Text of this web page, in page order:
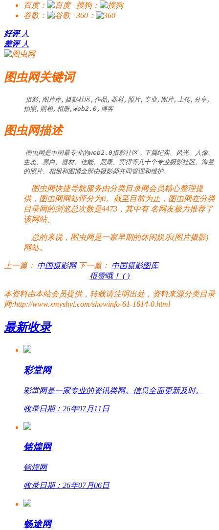
百度：
搜狗：
谷歌：
360：
好评 人
差评 人
图虫网关键词
摄影,图片库,摄影社区,作品,器材,照片,专业,图片,上传,分享,
拍照,照相,相册,Web2.0,博客
图虫网描述
图虫网是中国最专业的web2.0摄影社区，下属纪实、风光、人像、
生态、黑白、器材、佳能、尼康、宾得等几十个专业摄影社区。海量
的照片、相册和图博全部由摄影师共同管理和维护。
图虫网快捷导航服务由分类目录网会员精心整理提
供，图虫网网站评分为0。截至目前为止，图虫网在分类
目录网的浏览总次数是4473，其中有名网友极力推荐了
该网站。
总的来说，图虫网是一家早期的休闲娱乐(图片摄影)
网站。
上一篇： 中国摄影网 下一篇： 中国摄影图库
很赞哦！ ( )
本资料由本站会员提供，转载请注明出处，资料来源分类目录
网:http://www.xmyshyl.com/showinfo-61-1614-0.html
最新收录
彩堂网
彩堂网是一家专业的资讯类网。信息全面更新及时。
收录日期：26年07月11日
铭煌网
铭煌网
收录日期：26年07月06日
畅途网